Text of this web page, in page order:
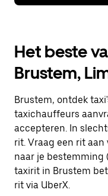
de
de
agenda
te
openen
een
datum
selecteren.
Druk
op
Escape
om
de
Het beste
Brustem,
Brustem, ontdek
taxichauffeurs
accepteren. In
rit. Vraag een rit
naar je bestemming
taxirit in Brustem
rit via UberX.